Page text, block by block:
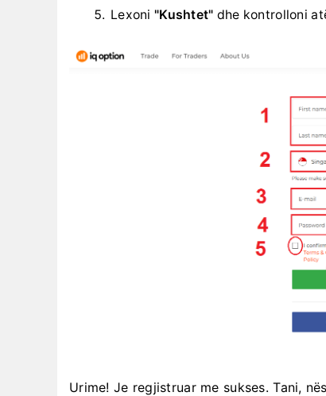
Lexoni "Kushtet" dhe kontrolloni
Urime! Je regjistruar me sukses. Tani,